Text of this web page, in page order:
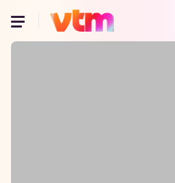
Oeps, browser